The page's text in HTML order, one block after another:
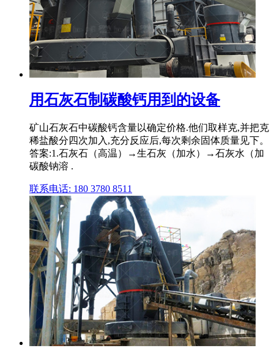
用石灰石制碳酸钙用到的设备
矿山石灰石中碳酸钙含量以确定价格.他们取样克,并把克
稀盐酸分四次加入,充分反应后,每次剩余固体质量见下。
答案:1.石灰石（高温）→生石灰（加水）→石灰水（加
碳酸钠溶 .
联系电话: 180 3780 8511